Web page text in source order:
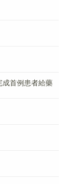
成首例患者給藥